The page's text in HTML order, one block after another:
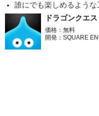
誰にでも楽しめるような
ドラゴンクエ
価格：無料
開発：SQUARE